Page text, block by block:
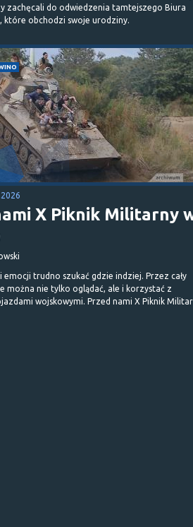
zachęcali do odwiedzenia tamtejszego Biura
które obchodzi swoje urodziny.
X Piknik Militarny
emocji trudno szukać gdzie indziej. Przez cały
można nie tylko oglądać, ale i korzystać z
wojskowymi. Przed nami X Piknik